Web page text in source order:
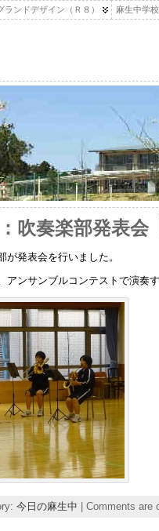
ランドデザイン（Ｒ８） 麻生中学
吹奏楽部発表会
発表会を行いました。
アンサンブルコンテストで演奏
今日の麻生中 Comments are